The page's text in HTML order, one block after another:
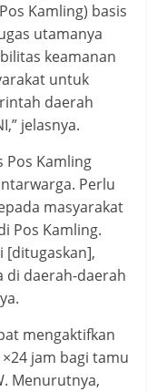
Kamling) basis
utamanya
keamanan
untuk
daerah
jelasnya.
Pos Kamling
Perlu
masyarakat
Pos Kamling.
[ditugaskan],
di daerah-daerah
mengaktifkan
jam bagi tamu
Menurutnya,